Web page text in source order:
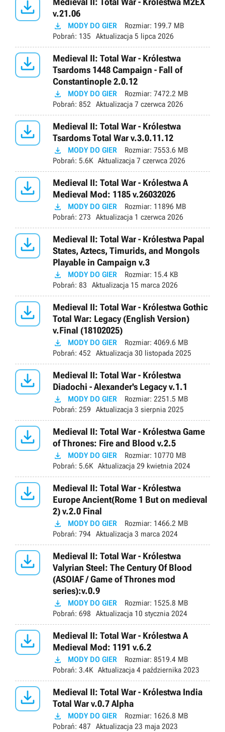

v.21.06
 MODY DO GIER Rozmiar: 199.7 MB
Pobrań: 135 Aktualizacja 5 lipca 2026

Medieval II: Total War - Królestwa
Tsardoms 1448 Campaign - Fall of
Constantinople 2.0.12
 MODY DO GIER Rozmiar: 7472.2 MB
Pobrań: 852 Aktualizacja 7 czerwca 2026

Medieval II: Total War - Królestwa
Tsardoms Total War v.3.0.11.12
 MODY DO GIER Rozmiar: 7553.6 MB
Pobrań: 5.6K Aktualizacja 7 czerwca 2026

Medieval II: Total War - Królestwa A
Medieval Mod: 1185 v.26032026
 MODY DO GIER Rozmiar: 11896 MB
Pobrań: 273 Aktualizacja 1 czerwca 2026

Medieval II: Total War - Królestwa Papal
States, Aztecs, Timurids, and Mongols
Playable in Campaign v.3
 MODY DO GIER Rozmiar: 15.4 KB
Pobrań: 83 Aktualizacja 15 marca 2026

Medieval II: Total War - Królestwa Gothic
Total War: Legacy (English Version)
v.Final (18102025)
 MODY DO GIER Rozmiar: 4069.6 MB
Pobrań: 452 Aktualizacja 30 listopada 2025

Medieval II: Total War - Królestwa
Diadochi - Alexander's Legacy v.1.1
 MODY DO GIER Rozmiar: 2251.5 MB
Pobrań: 259 Aktualizacja 3 sierpnia 2025

Medieval II: Total War - Królestwa Game
of Thrones: Fire and Blood v.2.5
 MODY DO GIER Rozmiar: 10770 MB
Pobrań: 5.6K Aktualizacja 29 kwietnia 2024

Medieval II: Total War - Królestwa
Europe Ancient(Rome 1 But on medieval
2) v.2.0 Final
 MODY DO GIER Rozmiar: 1466.2 MB
Pobrań: 794 Aktualizacja 3 marca 2024

Medieval II: Total War - Królestwa
Valyrian Steel: The Century Of Blood
(ASOIAF / Game of Thrones mod
series):v.0.9
 MODY DO GIER Rozmiar: 1525.8 MB
Pobrań: 698 Aktualizacja 10 stycznia 2024

Medieval II: Total War - Królestwa A
Medieval Mod: 1191 v.6.2
 MODY DO GIER Rozmiar: 8519.4 MB
Pobrań: 3.4K Aktualizacja 4 października 2023

Medieval II: Total War - Królestwa India
Total War v.0.7 Alpha
 MODY DO GIER Rozmiar: 1626.8 MB
Pobrań: 487 Aktualizacja 23 maja 2023